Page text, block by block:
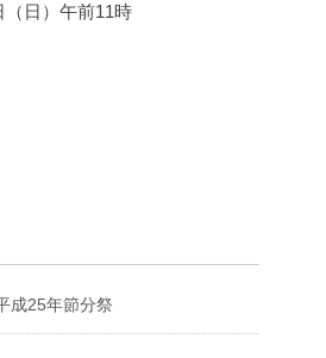
（日）午前11時
成25年節分祭